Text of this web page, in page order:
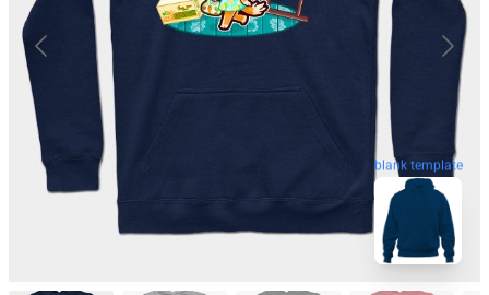
blank template